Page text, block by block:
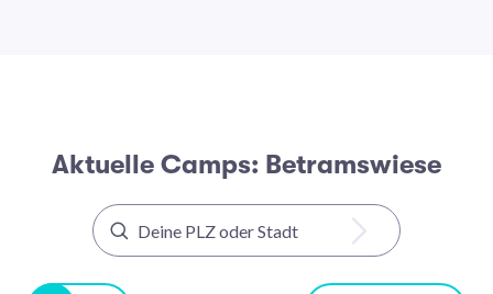
Aktuelle Camps: Betramswiese